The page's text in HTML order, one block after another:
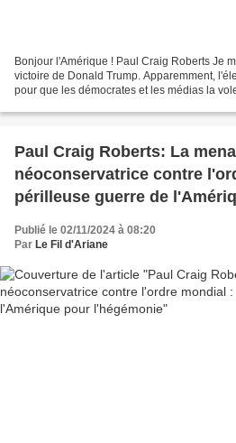
Bonjour l'Amérique ! Paul Craig Roberts Je
victoire de Donald Trump. Apparemment,
pour que les démocrates et les médias la
Paul Craig Roberts: La
néoconservatrice contre
périlleuse guerre de
Publié le 02/11/2024 à 08:20
Par Le Fil d'Ariane